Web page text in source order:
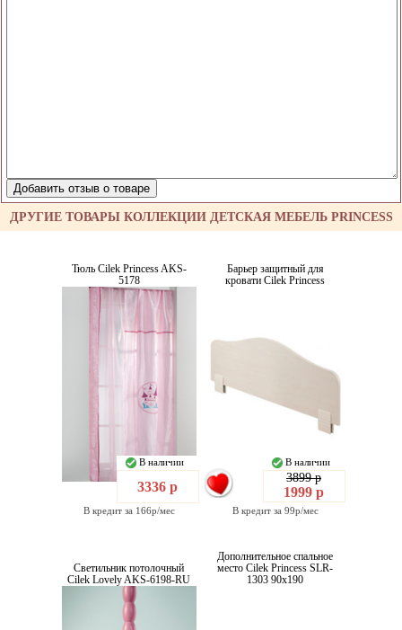
ДРУГИЕ ТОВАРЫ КОЛЛЕКЦИИ ДЕТСКАЯ МЕБЕЛЬ PRINCESS
Тюль Cilek Princess AKS-
5178
В наличии
3336 р
В кредит за 166р/мес
Барьер защитный для
кровати Cilek Princess
В наличии
3899 р
1999 р
В кредит за 99р/мес
Светильник потолочный
Cilek Lovely AKS-6198-RU
Дополнительное спальное
место Cilek Princess SLR-
1303 90x190